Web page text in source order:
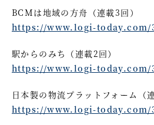
BCMは地域の方舟（連載3回）
https://www.logi-today.com/
駅からのみち（連載2回）
https://www.logi-today.com/
日本製の物流プラットフォーム（
https://www.logi-today.com/